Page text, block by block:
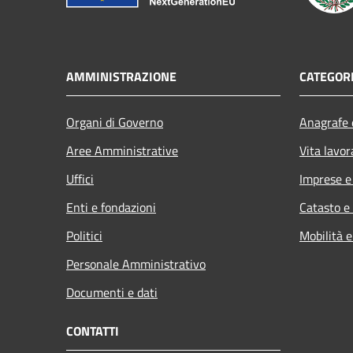
AMMINISTRAZIONE
Organi di Governo
Aree Amministrative
Uffici
Enti e fondazioni
Politici
Personale Amministrativo
Documenti e dati
Vita
Imprese
Catasto
Mobilità
CONTATTI